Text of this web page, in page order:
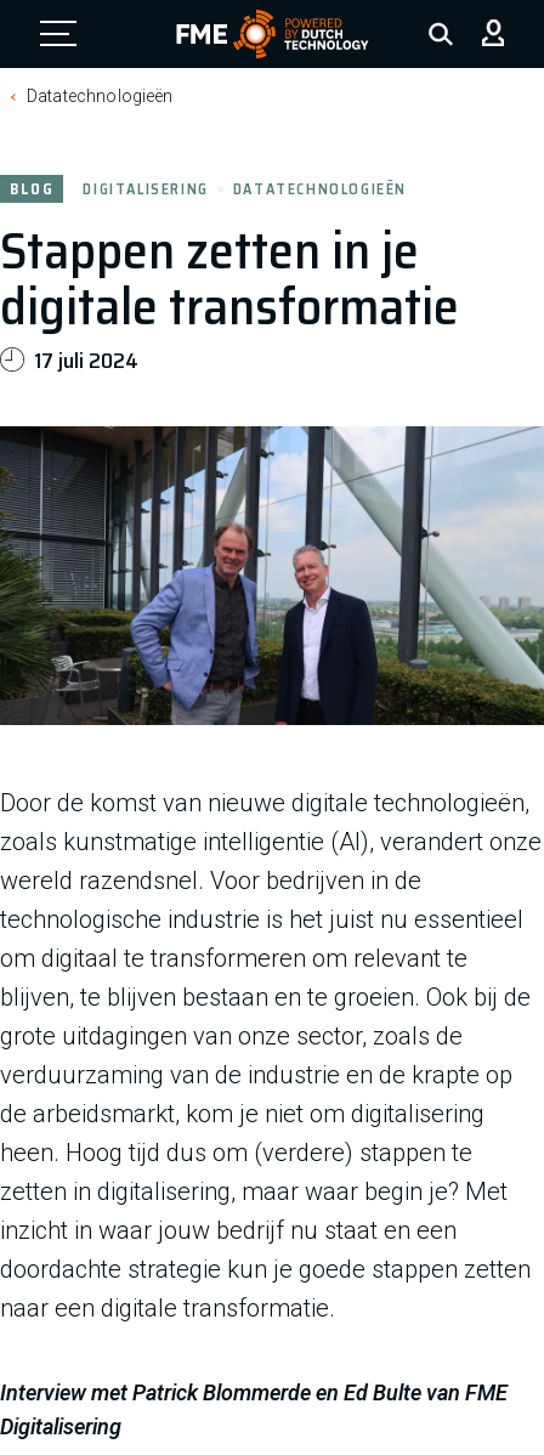
FME Logo, to the homepage
Datatechnologieën
Stappen zetten in je
digitale transformatie
BLOG DIGITALISERING DATATECHNOLOGIEËN
17 juli 2024
Door de komst van nieuwe digitale technologieën,
zoals kunstmatige intelligentie (AI), verandert onze
wereld razendsnel. Voor bedrijven in de
technologische industrie is het juist nu essentieel
om digitaal te transformeren om relevant te
blijven, te blijven bestaan en te groeien. Ook bij de
grote uitdagingen van onze sector, zoals de
verduurzaming van de industrie en de krapte op
de arbeidsmarkt, kom je niet om digitalisering
heen. Hoog tijd dus om (verdere) stappen te
zetten in digitalisering, maar waar begin je? Met
inzicht in waar jouw bedrijf nu staat en een
doordachte strategie kun je goede stappen zetten
naar een digitale transformatie.
Interview met Patrick Blommerde en Ed Bulte van FME
Digitalisering